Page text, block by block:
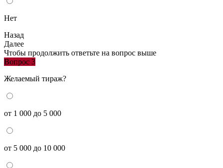
Нет
Назад
Далее
Чтобы продолжить ответьте на вопрос выше
Вопрос 3
Желаемый тираж?
от 1 000 до 5 000
от 5 000 до 10 000